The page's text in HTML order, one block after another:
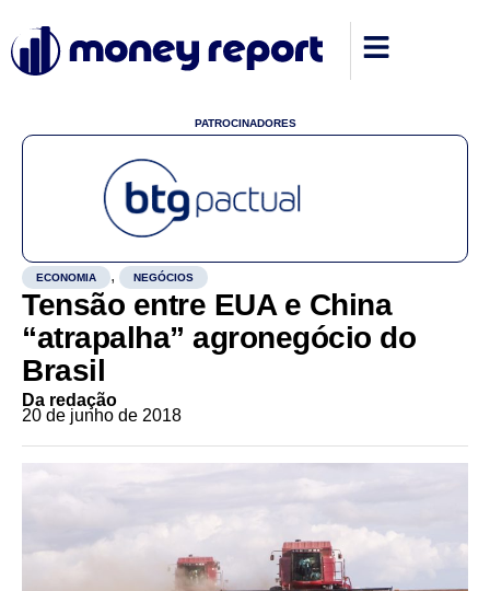
PATROCINADORES
ECONOMIA , NEGÓCIOS
Tensão entre EUA e China
“atrapalha” agronegócio do
Brasil
Da redação
20 de junho de 2018